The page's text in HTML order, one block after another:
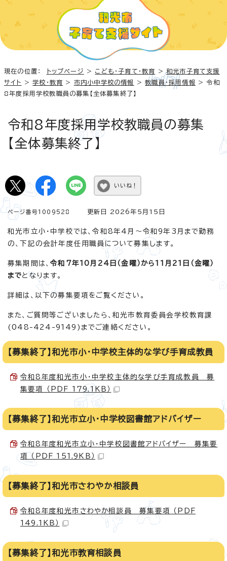
現在の位置： トップページ > こども・子育て・教育 >和光市子育て支援
サイト
>学校・教育 > 市内小中学校の情報 >教職員・採用情報 > 令和
8年度採用学校教職員の募集【全体募集終了】
令和8年度採用学校教職員の募集
【全体募集終了】
いいね！
ページ番号1009528 更新日 2026年5月15日
和光市立小・中学校では、令和8年4月～令和9年3月まで勤務
の、下記の会計年度任用職員について募集します。
募集期間は、令和7年10月24日（金曜）から11月21日（金曜）
までとなります。
詳細は、以下の募集要項をご覧ください。
また、ご質問等ございましたら、和光市教育委員会学校教育課
(048-424-9149)までご連絡ください。
【募集終了】和光市小・中学校主体的な学び手育成教員
令和8年度和光市小・中学校主体的な学び手育成教員 募
集要項 （PDF 179.1KB）
【募集終了】和光市立小・中学校図書館アドバイザー
令和8年度和光市立小・中学校図書館アドバイザー 募集要
項 （PDF 151.9KB）
【募集終了】和光市さわやか相談員
令和8年度和光市さわやか相談員 募集要項 （PDF
149.1KB）
【募集終了】和光市教育相談員